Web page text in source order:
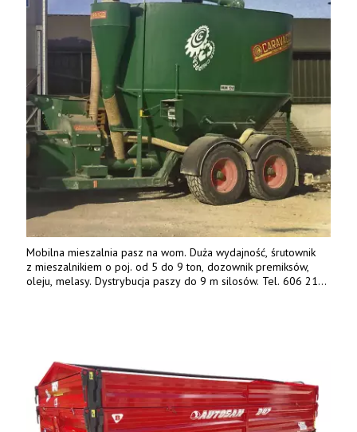
Mobilna mieszalnia pasz na wom. Duża wydajność, śrutownik
z mieszalnikiem o poj. od 5 do 9 ton, dozownik premiksów,
oleju, melasy. Dystrybucja paszy do 9 m silosów. Tel. 606 211